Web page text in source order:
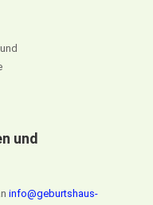
und
info@geburtshaus-